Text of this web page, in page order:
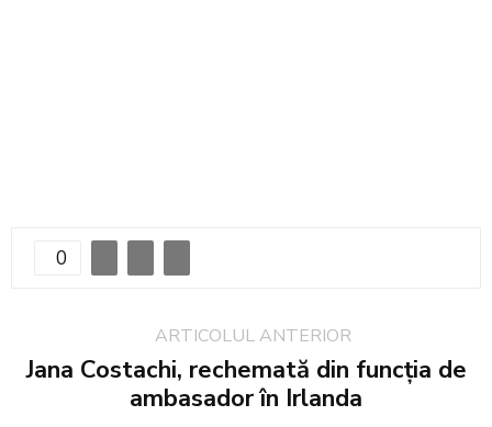
0
ARTICOLUL ANTERIOR
Jana Costachi, rechemată din funcția de
ambasador în Irlanda